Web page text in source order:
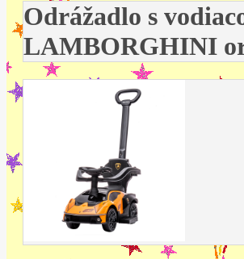
Odrážadlo s
LAMBORGHINI